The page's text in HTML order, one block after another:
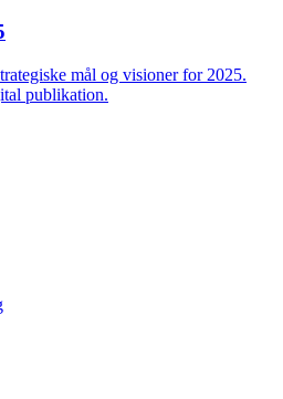
mål og visioner for 2025.
publikation.